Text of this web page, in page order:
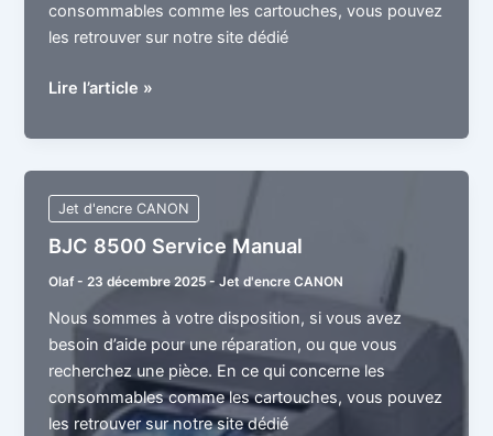
consommables comme les cartouches, vous pouvez
les retrouver sur notre site dédié
i865
Manual
Lire l’article »
Jet d'encre CANON
BJC 8500 Service Manual
Olaf-23 décembre 2025-Jet d'encre CANON
Nous sommes à votre disposition, si vous avez
besoin d’aide pour une réparation, ou que vous
recherchez une pièce. En ce qui concerne les
consommables comme les cartouches, vous pouvez
les retrouver sur notre site dédié